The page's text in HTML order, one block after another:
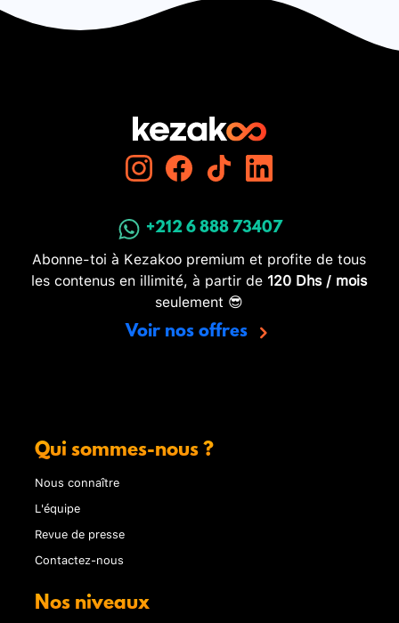
+212 6 888 73407
Abonne-toi à Kezakoo premium et profite de tous
les contenus en illimité, à partir de 120 Dhs / mois
seulement 😎
Voir nos offres
Qui sommes-nous ?
Nous connaître
L'équipe
Revue de presse
Contactez-nous
Nos niveaux